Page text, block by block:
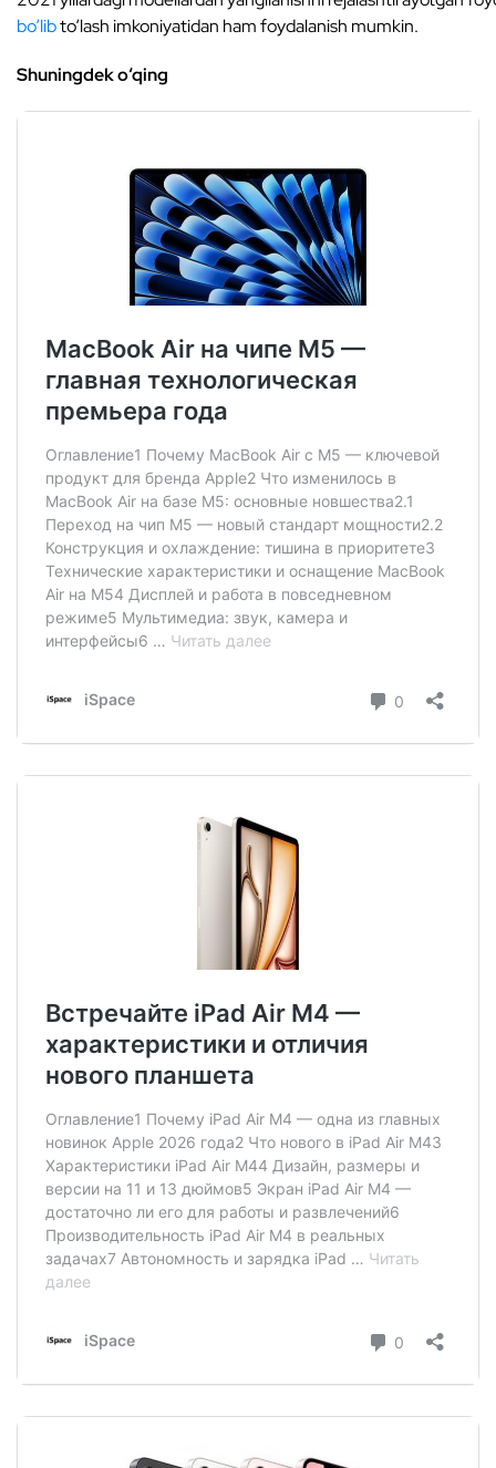
bo‘libto‘lash imkoniyatidan ham foydalanish mumkin.
Shuningdek o‘qing